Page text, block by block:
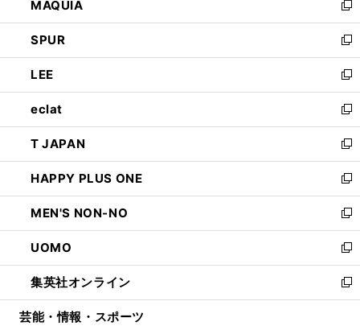
ド
ウ
で
開
く
ィ
ン
ド
ウ
で
開
く
い
ウ
ィ
ン
ド
ウ
で
開
く
MAQUIA
新
し
い
ウ
ィ
ン
ド
ウ
で
開
く
SPUR
新
し
い
ウ
ィ
ン
ド
ウ
で
開
く
LEE
新
し
い
ウ
ィ
ン
ド
ウ
で
開
く
eclat
新
し
い
ウ
ィ
ン
ド
ウ
で
開
く
T JAPAN
新
し
い
ウ
ィ
ン
ド
ウ
で
開
HAPPY PLUS ONE
新
し
い
ウ
ィ
ン
ド
ウ
MEN'S NON-NO
新
し
い
ウ
ィ
ン
UOMO
新
し
い
ウ
集英社オンライン
新
し
芸能・情報・スポーツ